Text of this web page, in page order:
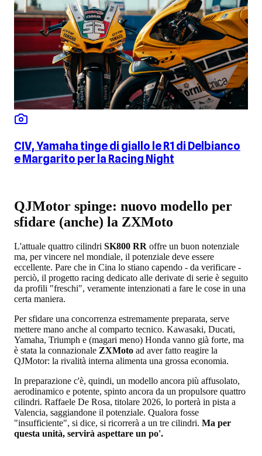
CIV, Yamaha tinge di giallo le R1 di Delbianco
e Margarito per la Racing Night
QJMotor spinge: nuovo modello per
sfidare (anche) la ZXMoto
L'attuale quattro cilindri SK800 RR offre un buon notenziale
ma, per vincere nel mondiale, il potenziale deve essere
eccellente. Pare che in Cina lo stiano capendo - da verificare -
perciò, il progetto racing dedicato alle derivate di serie è seguito
da profili "freschi", veramente intenzionati a fare le cose in una
certa maniera.
Per sfidare una concorrenza estremamente preparata, serve
mettere mano anche al comparto tecnico. Kawasaki, Ducati,
Yamaha, Triumph e (magari meno) Honda vanno già forte, ma
è stata la connazionale ZXMoto ad aver fatto reagire la
QJMotor: la rivalità interna alimenta una grossa economia.
In preparazione c'è, quindi, un modello ancora più affusolato,
aerodinamico e potente, spinto ancora da un propulsore quattro
cilindri. Raffaele De Rosa, titolare 2026, lo porterà in pista a
Valencia, saggiandone il potenziale. Qualora fosse
"insufficiente", si dice, si ricorrerà a un tre cilindri. Ma per
questa unità, servirà aspettare un po'.